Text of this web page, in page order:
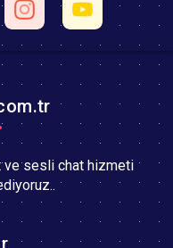
ve sesli chat hizmeti